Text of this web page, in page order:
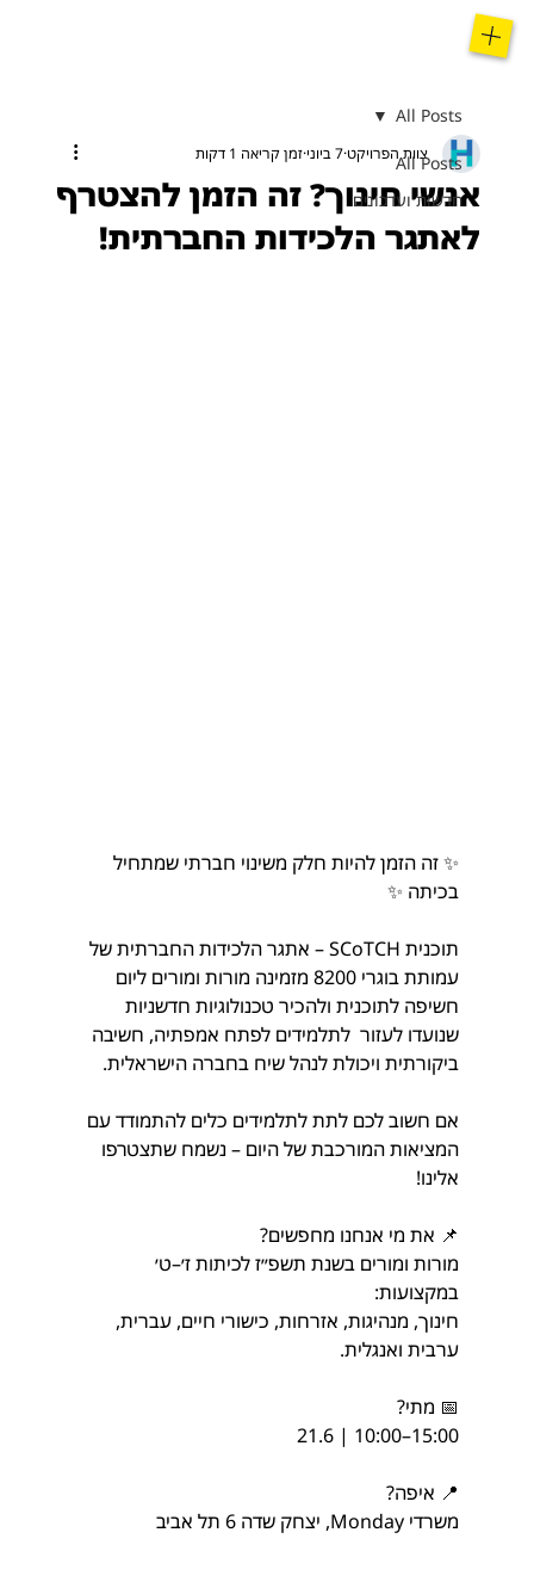
All Posts
חדשות ועדכונים
All Posts
אנשי חינוך? זה הזמן להצטרף
לאתגר הלכידות החברתית!
צוות הפרויקט7 ביוני זמן קריאה 1 דקות
✨ זה הזמן להיות חלק משינוי חברתי שמתחיל
בכיתה ✨
תוכנית SCoTCH – אתגר הלכידות החברתית של
עמותת בוגרי 8200 מזמינה מורות ומורים ליום
חשיפה לתוכנית ולהכיר טכנולוגיות חדשניות
שנועדו לעזור  לתלמידים לפתח אמפתיה, חשיבה
ביקורתית ויכולת לנהל שיח בחברה הישראלית.
אם חשוב לכם לתת לתלמידים כלים להתמודד עם
המציאות המורכבת של היום – נשמח שתצטרפו
אלינו!
📌 את מי אנחנו מחפשים?
מורות ומורים בשנת תשפ״ז לכיתות ז׳–ט׳
במקצועות:
חינוך, מנהיגות, אזרחות, כישורי חיים, עברית,
ערבית ואנגלית.
📅 מתי?
21.6 | 10:00–15:00
📍 איפה?
משרדי Monday, יצחק שדה 6 תל אביב